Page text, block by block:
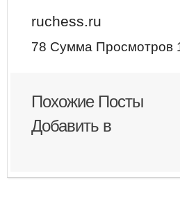
ruchess.ru
78 Сумма Просмотров
Похожие Посты
Добавить в